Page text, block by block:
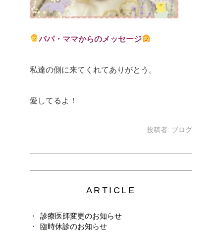
パパ・ママからのメッセージ
私達の側に来てくれてありがとう。
愛してるよ！
投稿者: ブログ
ARTICLE
診療医師変更のお知らせ
臨時休診のお知らせ